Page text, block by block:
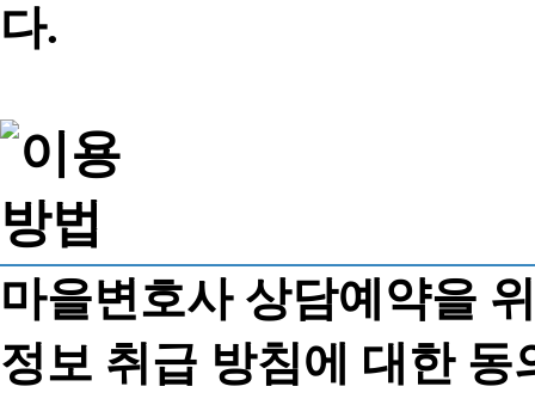
다.
마을변호사 상담예약을
정보 취급 방침에 대한 동